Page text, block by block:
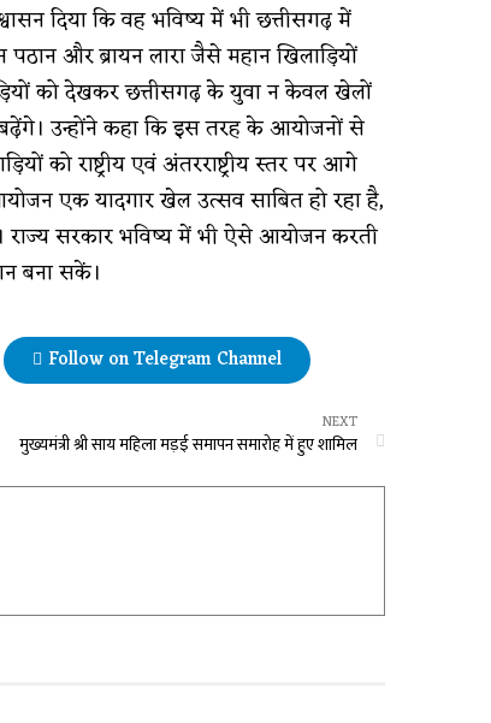
दिया कि वह भविष्य में भी छत्तीसगढ़ में
और ब्रायन लारा जैसे महान खिलाड़ियों
को देखकर छत्तीसगढ़ के युवा न केवल खेलों
उन्होंने कहा कि इस तरह के आयोजनों से
को राष्ट्रीय एवं अंतरराष्ट्रीय स्तर पर आगे
एक यादगार खेल उत्सव साबित हो रहा है,
राज्य सरकार भविष्य में भी ऐसे आयोजन करती
बना सकें।
Follow on Telegram Channel
NEXT
मुख्यमंत्री श्री साय महिला मड़ई समापन समारोह में हुए शामिल